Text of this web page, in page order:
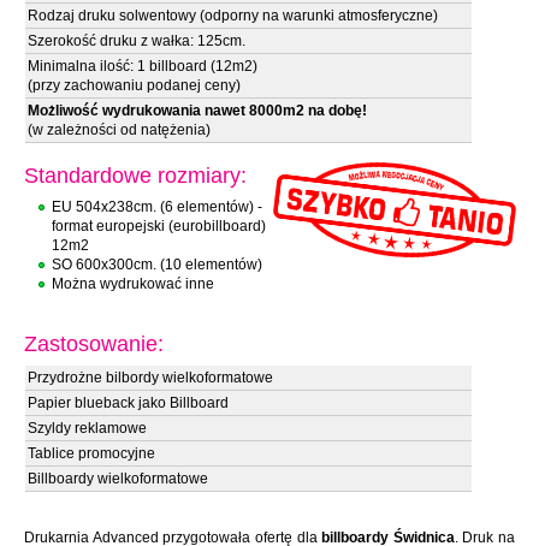
Rodzaj druku solwentowy (odporny na warunki atmosferyczne)
Szerokość druku z wałka: 125cm.
Minimalna ilość: 1 billboard (12m2)
(przy zachowaniu podanej ceny)
Możliwość wydrukowania nawet 8000m2 na dobę!
(w zależności od natężenia)
Standardowe rozmiary:
EU 504x238cm. (6 elementów) -
format europejski (eurobillboard)
12m2
SO 600x300cm. (10 elementów)
Można wydrukować inne
Zastosowanie:
Przydrożne bilbordy wielkoformatowe
Papier blueback jako Billboard
Szyldy reklamowe
Tablice promocyjne
Billboardy wielkoformatowe
Drukarnia Advanced przygotowała ofertę dla billboardy Świdnica. Druk na